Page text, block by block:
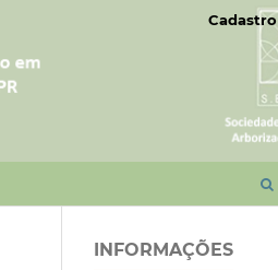
Cadastro
INFORMAÇÕES